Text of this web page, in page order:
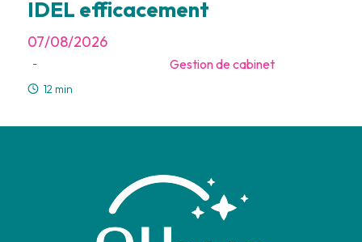
IDEL efficacement
07/08/2026
- Gestion de cabinet
12 min